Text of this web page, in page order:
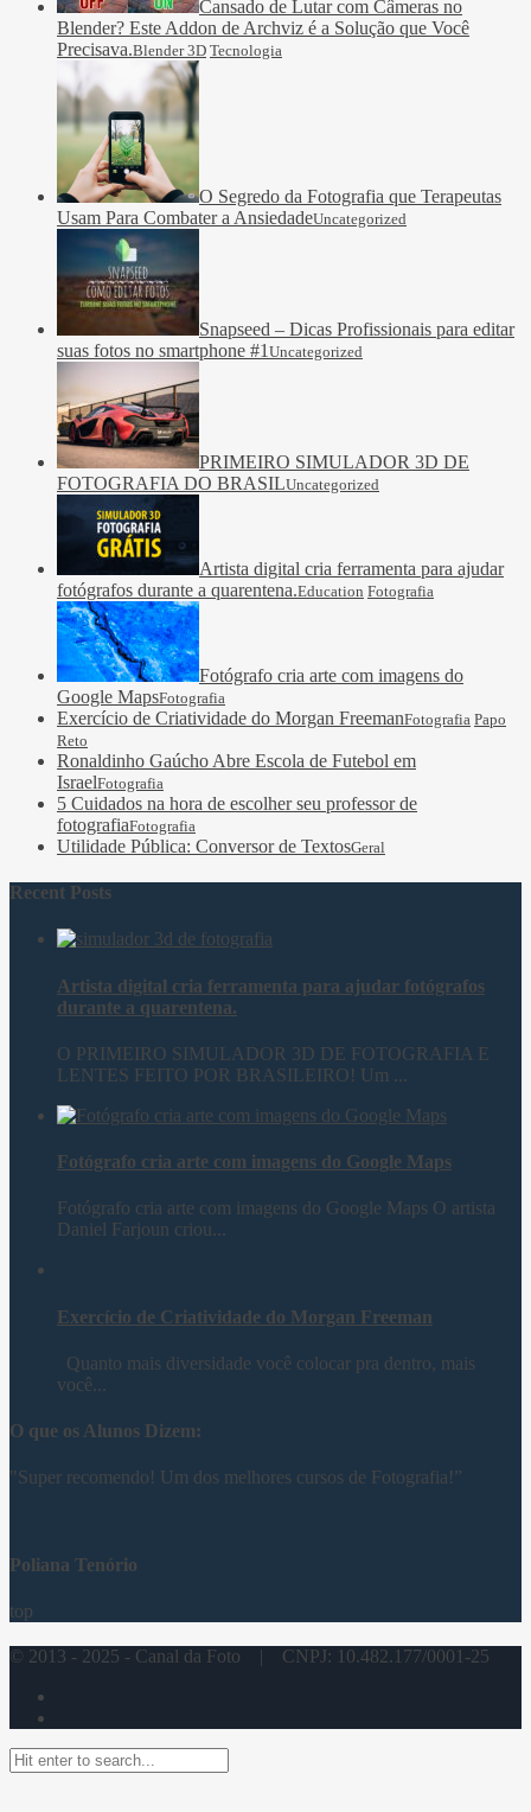
Cansado de Lutar com Câmeras no
Blender? Este Addon de Archviz é a Solução que Você
Precisava.Blender 3D Tecnologia
O Segredo da Fotografia que Terapeutas
Usam Para Combater a AnsiedadeUncategorized
Snapseed – Dicas Profissionais para editar
suas fotos no smartphone #1 Uncategorized
PRIMEIRO SIMULADOR 3D DE
FOTOGRAFIA DO BRASILUncategorized
Artista digital cria ferramenta para ajudar
fotógrafos durante a quarentena.Education Fotografia
Fotógrafo cria arte com imagens do
Google MapsFotografia
Exercício de Criatividade do Morgan FreemanFotografia Papo
Reto
Ronaldinho Gaúcho Abre Escola de Futebol em
IsraelFotografia
5 Cuidados na hora de escolher seu professor de
fotografiaFotografia
Utilidade Pública: Conversor de TextosGeral
Recent Posts
Artista digital cria ferramenta para ajudar fotógrafos
durante a quarentena.
O PRIMEIRO SIMULADOR 3D DE FOTOGRAFIA E
LENTES FEITO POR BRASILEIRO! Um ...
Fotógrafo cria arte com imagens do Google Maps
Fotógrafo cria arte com imagens do Google Maps O artista
Daniel Farjoun criou...
Exercício de Criatividade do Morgan Freeman
Quanto mais diversidade você colocar pra dentro, mais
você...
O que os Alunos Dizem:
"Super recomendo! Um dos melhores cursos de Fotografia!”
Poliana Tenório
top
© 2013 - 2025 - Canal da Foto | CNPJ: 10.482.177/0001-25